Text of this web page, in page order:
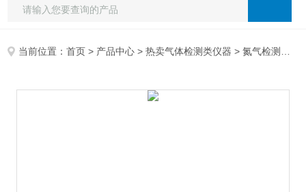
当前位置：首页 > 产品中心 >热卖气体检测类仪器 >氮气检测仪